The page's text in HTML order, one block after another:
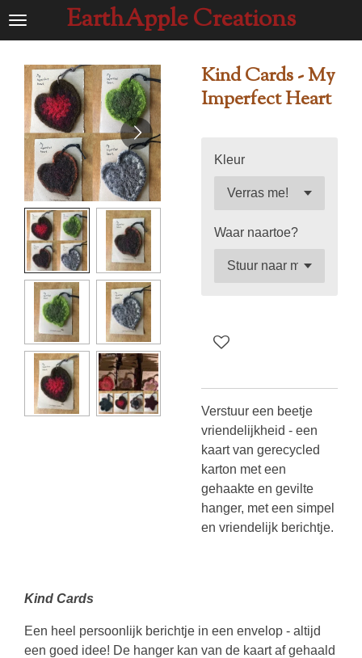
Ga
hoofdinhoud
EarthApple Creations
Kind Cards - My
Imperfect Heart
Kleur
Waar naartoe?
Verstuur een beetje
vriendelijkheid - een
kaart van gerecycled
karton met een
gehaakte en gevilte
hanger, met een simpel
en vriendelijk berichtje.
Kind Cards
Een heel persoonlijk berichtje in een envelop - altijd
een goed idee! De hanger kan van de kaart af gehaald